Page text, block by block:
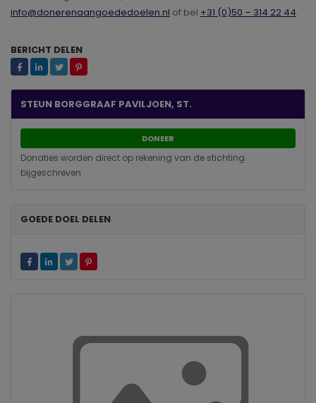
info@donerenaangoededoelen.nl of bel +31 (0)50 – 314 22 44.
BERICHT DELEN
STEUN BORGGRAAF PAVILJOEN, ST.
DONEER
Donaties worden direct op rekening van de stichting
bijgeschreven
GOEDE DOEL DELEN